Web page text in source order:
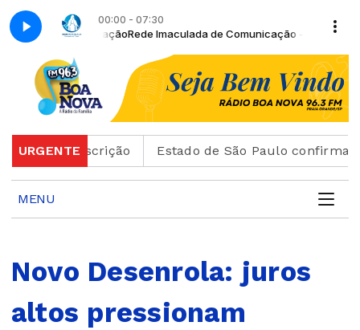
00:00 - 07:30
Comunicação Rede Imaculada de Comunicação - Retransmissão
URGENTE
de inscrição Estado de São Paulo confirma 23
MENU
Novo Desenrola: juros
altos pressionam